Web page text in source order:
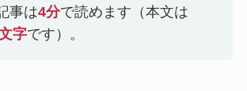
事は4分で読めます（本文は
字です）。